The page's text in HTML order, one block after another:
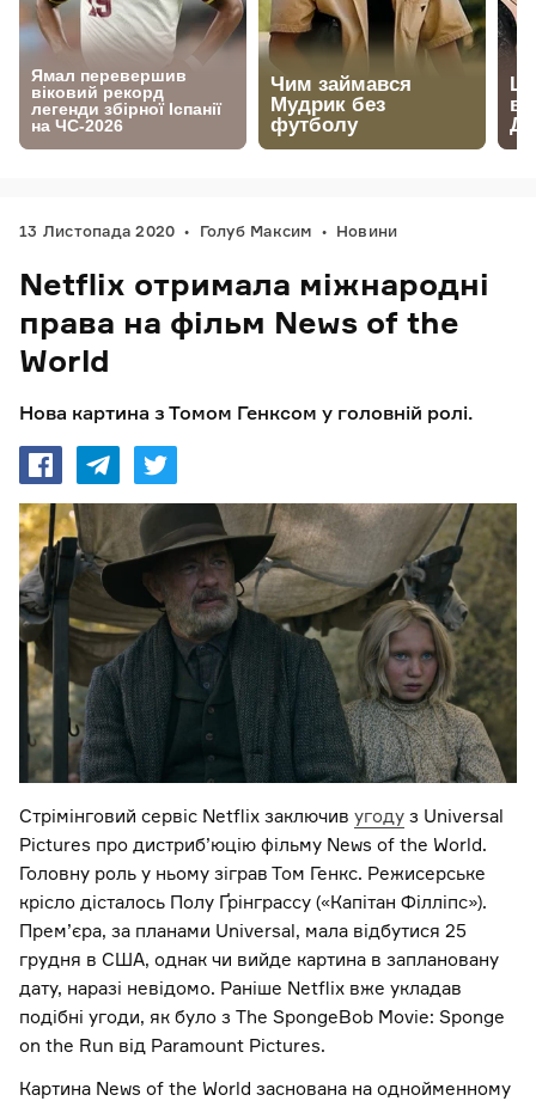
13 Листопада 2020 Голуб Максим Новини
Netflix отримала міжнародні
права на фільм News of the
World
Нова картина з Томом Генксом у головній ролі.
Стрімінговий сервіс Netflix заключив угоду з Universal
Pictures про дистриб’юцію фільму News of the World.
Головну роль у ньому зіграв Том Генкс. Режисерське
крісло дісталось Полу Ґрінграссу («Капітан Філліпс»).
Прем’єра, за планами Universal, мала відбутися 25
грудня в США, однак чи вийде картина в заплановану
дату, наразі невідомо. Раніше Netflix вже укладав
подібні угоди, як було з The SpongeBob Movie: Sponge
on the Run від Paramount Pictures.
Картина News of the World заснована на однойменному